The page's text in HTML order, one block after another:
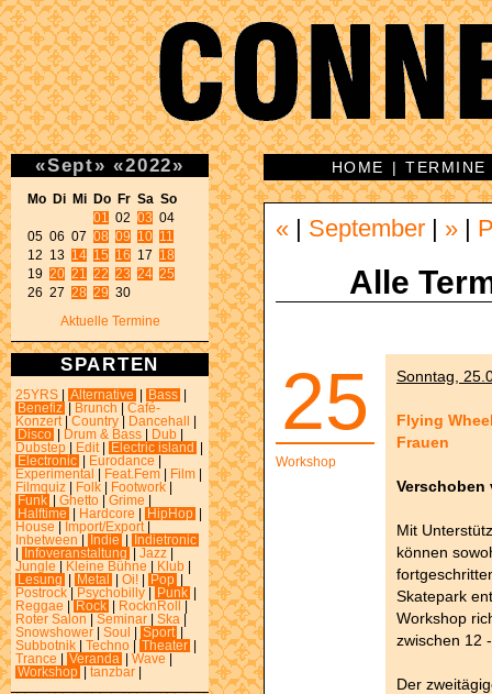
«Sept» «2022»
Mo Di Mi Do Fr Sa So
01
02 03 04
05 06 07 08 09 10 11
12 13 14 15 16 17 18
19 20 21 22 23 24 25
26 27 28 29 30
Aktuelle Termine
SPARTEN
25YRS Alternative Bass
Benefiz
Brunch
Café-
Konzert
Country Dancehall
Disco
Drum & Bass Dub
Dubstep
Edit Electric island
Electronic
Eurodance
Experimental
Feat.Fem Film
Filmquiz
Folk Footwork
Funk
Ghetto Grime
Halftime
Hardcore HipHop
House
Import/Export
Inbetween
Indie
Indietronic
Infoveranstaltung Jazz
Jungle
Kleine Bühne Klub
Lesung
Metal Oi! Pop
Postrock
Psychobilly Punk
Reggae
Rock RocknRoll
Roter Salon
Seminar Ska
Snowshower
Soul Sport
Subbotnik
Techno Theater
Trance
Veranda Wave
Workshop
tanzbar
HOME |TERMINE
« September »
Alle
25
Workshop
Sonntag,
Flying
Frauen
Verschoben
Mit
können
Skatepark
Workshop
zwischen 12
Der